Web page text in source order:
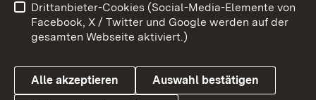
Barrierefreiheit
Datenschutz
Cookies
Drittanbieter-Cookies (Social-Media-Elemente von
Facebook, X / Twitter und Google werden auf der
gesamten Webseite aktiviert.)
Alle akzeptieren Auswahl bestätigen